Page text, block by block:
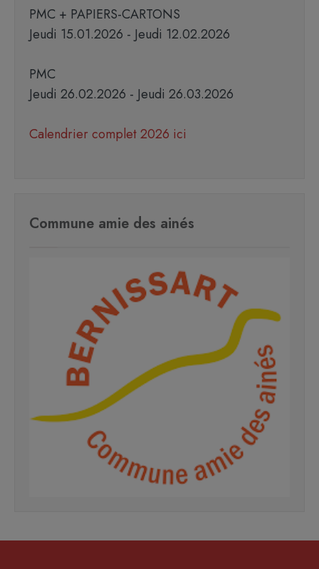
PMC + PAPIERS-CARTONS
Jeudi 15.01.2026 - Jeudi 12.02.2026
PMC
Jeudi 26.02.2026 - Jeudi 26.03.2026
Calendrier complet 2026 ici
Commune amie des ainés